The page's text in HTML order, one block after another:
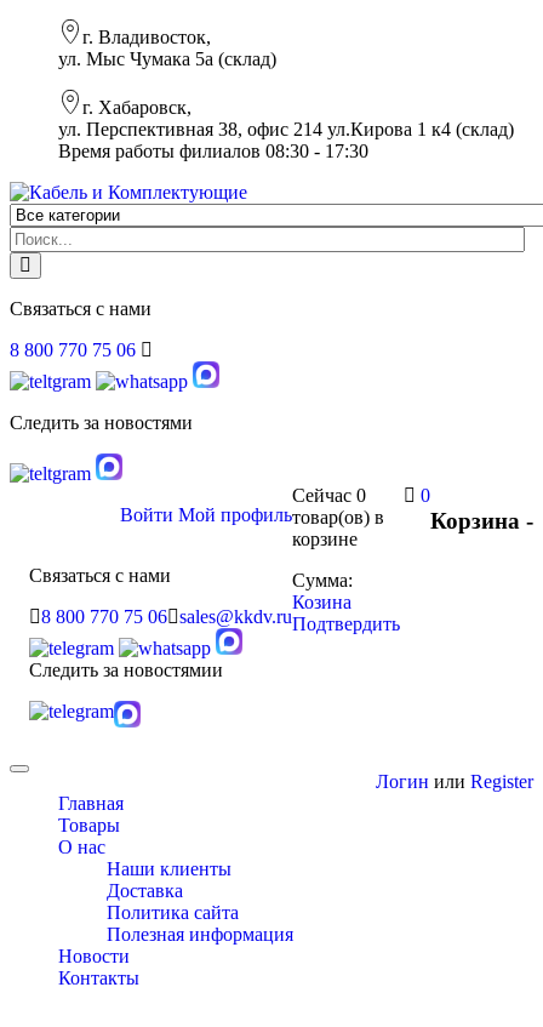
г. Владивосток,
ул. Мыс Чумака 5а (склад)
г. Хабаровск,
ул. Перспективная 38, офис 214 ул.Кирова 1 к4 (склад)
Время работы филиалов 08:30 - 17:30
Связаться с нами
8 800 770 75 06
Следить за новостями
Корзина -
0
Сейчас 0
товар(ов) в
корзине
Сумма:
Козина
Подтвердить
Войти Мой профиль
Связаться с нами
8 800 770 75 06 sales@kkdv.ru
Следить за новостямии
Toggle
navigationГлавная
Товары
О нас
Наши клиенты
Доставка
Политика сайта
Полезная информация
Новости
Контакты
Логин или Register